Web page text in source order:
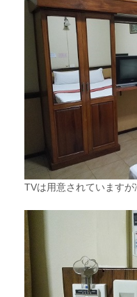
TVは用意されていますが